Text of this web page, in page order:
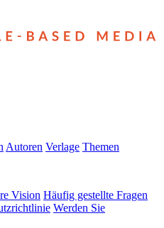
Autoren Verlage Themen
Vision Häufig gestellte Fragen
Werden Sie